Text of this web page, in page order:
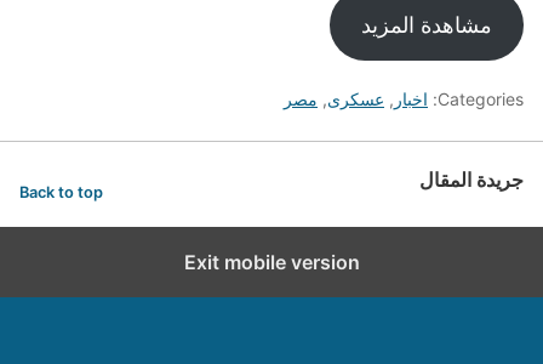
مشاهدة المزيد
Categories: اخبار , عسكرى, مصر
جريدة المقال Back to top
Exit mobile version